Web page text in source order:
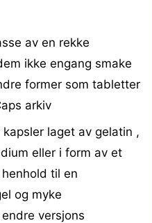
av en rekke
ikke engang smake
former som tabletter
arkiv
laget av gelatin ,
eller i form av et
til en
og myke
versjons